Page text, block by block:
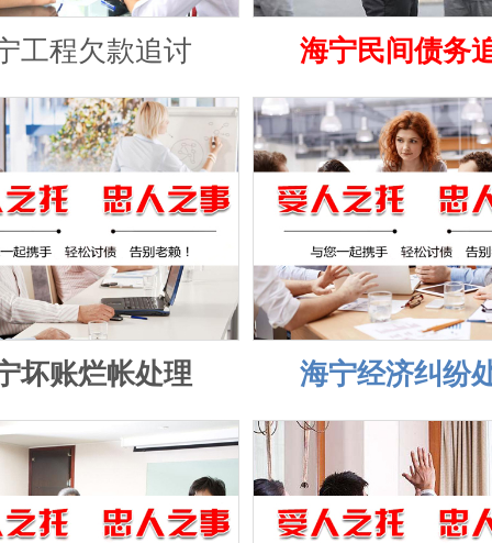
工程欠款追讨 海宁民间债务
坏账烂帐处理 海宁经济纠纷